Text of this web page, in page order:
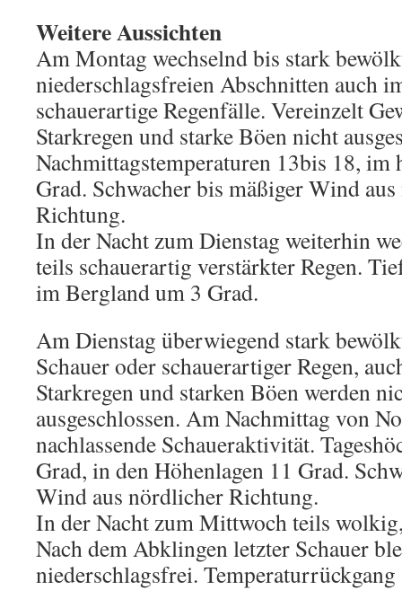
Weitere Aussichten
Am Montag wechselnd bis stark
niederschlagsfreien Abschnitten auch
schauerartige Regenfälle. Vereinzelt
Starkregen und starke Böen nicht
Nachmittagstemperaturen 13bis 18, im
Grad. Schwacher bis mäßiger Wind
Richtung.
In der Nacht zum Dienstag weiterhin
teils schauerartig verstärkter Regen.
im Bergland um 3 Grad.
Am Dienstag überwiegend stark
Schauer oder schauerartiger Regen,
Starkregen und starken Böen werden
ausgeschlossen. Am Nachmittag von
nachlassende Schaueraktivität.
Grad, in den Höhenlagen 11 Grad.
Wind aus nördlicher Richtung.
In der Nacht zum Mittwoch teils
Nach dem Abklingen letzter Schauer
niederschlagsfrei.